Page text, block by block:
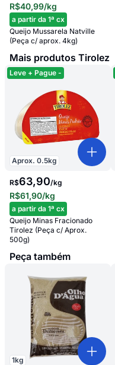
R$40,99/kg
a partir da 1ª cx
Queijo Mussarela Natville
(Peça c/ aprox. 4kg)
Mais produtos Tirolez
Aprox. 0.5kg
Leve + Pague -
R$63,90/kg
R$61,90/kg
a partir da 1ª cx
Queijo Minas Fracionado
Tirolez (Peça c/ Aprox.
500g)
Peça também
1kg